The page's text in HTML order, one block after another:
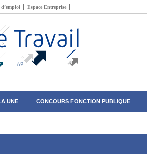
Espace Entreprise
UNE CONCOURS FONCTION PUBLIQUE